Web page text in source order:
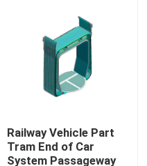
Railway Vehicle Part
Tram End of Car
System Passageway